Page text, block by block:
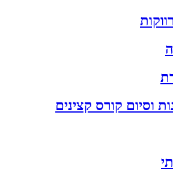
וסיום קורס קצינים